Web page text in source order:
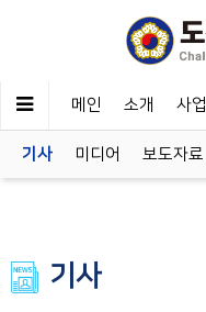
메인 소개 사업
기사 미디어 보도자료
기사